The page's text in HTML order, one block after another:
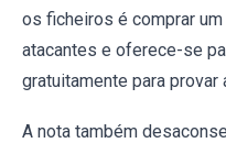
os ficheiros é comprar
atacantes e oferece-se
gratuitamente para
A nota também